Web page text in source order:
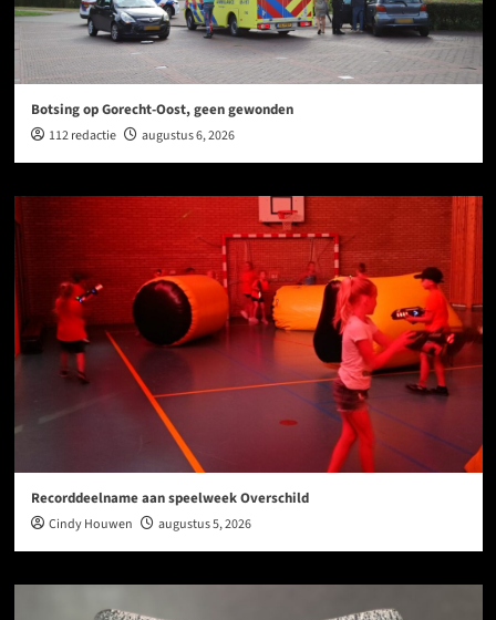
Botsing op Gorecht-Oost, geen gewonden
112 redactie augustus 6, 2026
Recorddeelname aan speelweek Overschild
Cindy Houwen augustus 5, 2026